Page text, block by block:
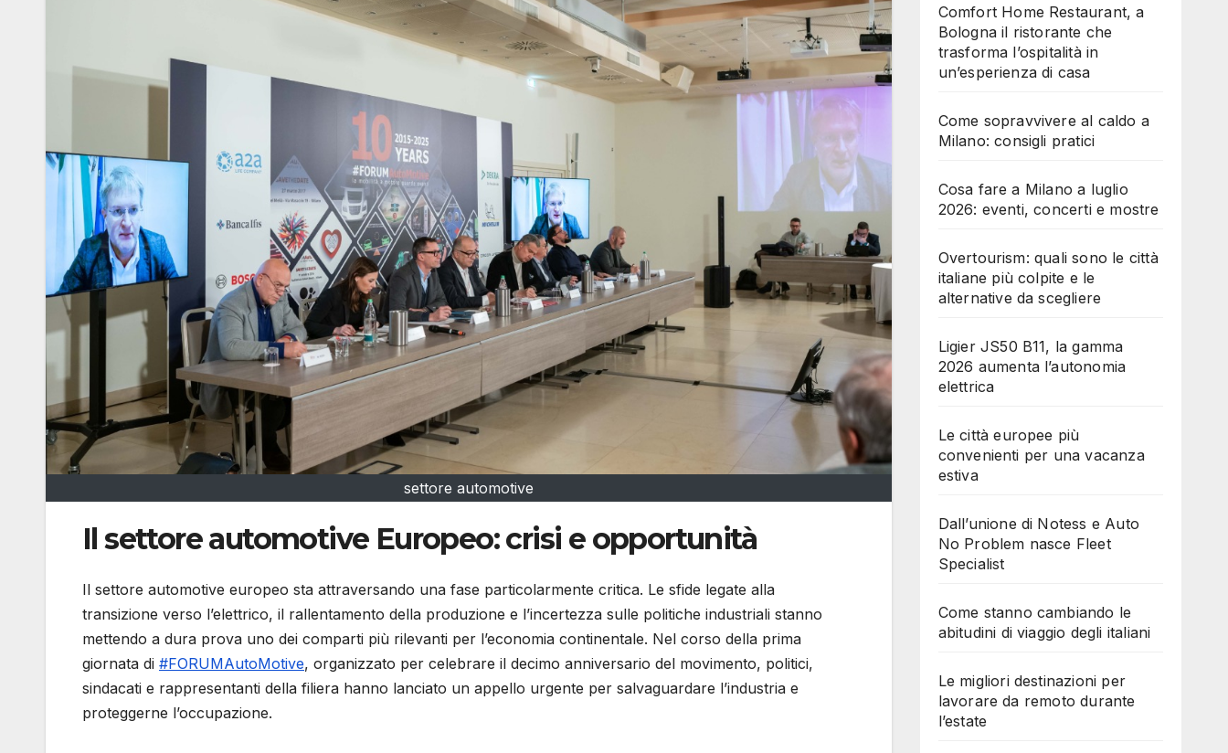
settore automotive
Il settore automotive Europeo: crisi e opportunità
Il settore automotive europeo sta attraversando una fase particolarmente critica. Le sfide legate alla
transizione verso l’elettrico, il rallentamento della produzione e l’incertezza sulle politiche industriali stanno
mettendo a dura prova uno dei comparti più rilevanti per l’economia continentale. Nel corso della prima
giornata di #FORUMAutoMotive, organizzato per celebrare il decimo anniversario del movimento, politici,
sindacati e rappresentanti della filiera hanno lanciato un appello urgente per salvaguardare l’industria e
proteggerne l’occupazione.
Comfort Home Restaurant, a
Bologna il ristorante che
trasforma l’ospitalità in
un’esperienza di casa
Come sopravvivere al caldo a
Milano: consigli pratici
Cosa fare a Milano a luglio
2026: eventi, concerti e mostre
Overtourism: quali sono le città
italiane più colpite e le
alternative da scegliere
Ligier JS50 B11, la gamma
2026 aumenta l’autonomia
elettrica
Le città europee più
convenienti per una vacanza
estiva
Dall’unione di Notess e Auto
No Problem nasce Fleet
Specialist
Come stanno cambiando le
abitudini di viaggio degli italiani
Le migliori destinazioni per
lavorare da remoto durante
l’estate